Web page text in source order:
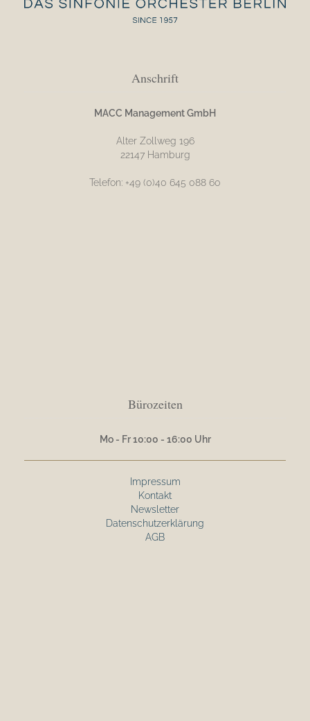
Anschrift
MACC Management GmbH
Alter Zollweg 196
22147 Hamburg
Telefon: +49 (0)40 645 088 60
Bürozeiten
Mo - Fr 10:00 - 16:00 Uhr
Impressum
Kontakt
Newsletter
Datenschutzerklärung
AGB